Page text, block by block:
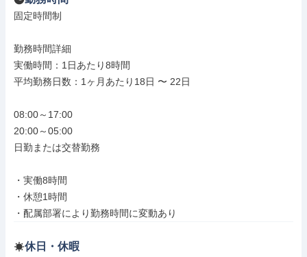
固定時間制
勤務時間詳細
実働時間：1日あたり8時間
平均勤務日数：1ヶ月あたり18日 〜 22日
08:00～17:00
20:00～05:00
日勤または交替勤務
・実働8時間
・休憩1時間
・配属部署により勤務時間に変動あり
休日・休暇